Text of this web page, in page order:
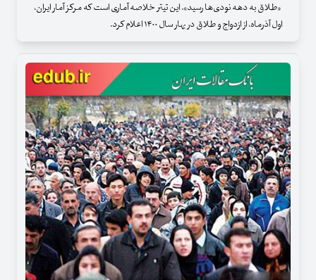
«طلاق به دهه نودی‌ها رسید». این تیتر خلاصه آماری است که مرکز آمار ایران،
اول آذرماه، از ازدواج و طلاق در بهار سال ۱۴۰۰ اعلام کرد.